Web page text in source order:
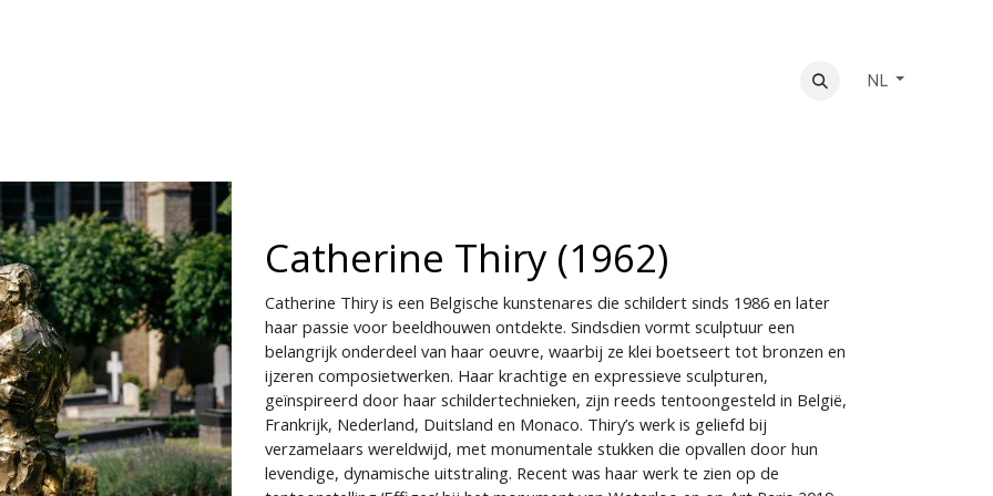
NL
Catherine Thiry (1962)
Catherine Thiry is een Belgische kunstenares die schildert sinds 1986 en later
haar passie voor beeldhouwen ontdekte. Sindsdien vormt sculptuur een
belangrijk onderdeel van haar oeuvre, waarbij ze klei boetseert tot bronzen en
ijzeren composietwerken. Haar krachtige en expressieve sculpturen,
geïnspireerd door haar schildertechnieken, zijn reeds tentoongesteld in België,
Frankrijk, Nederland, Duitsland en Monaco. Thiry’s werk is geliefd bij
verzamelaars wereldwijd, met monumentale stukken die opvallen door hun
levendige, dynamische uitstraling. Recent was haar werk te zien op de